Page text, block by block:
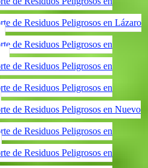
de Residuos Peligrosos en Lázaro
de Residuos Peligrosos en
de Residuos Peligrosos en
de Residuos Peligrosos en
de Residuos Peligrosos en Nuevo
de Residuos Peligrosos en
de Residuos Peligrosos en